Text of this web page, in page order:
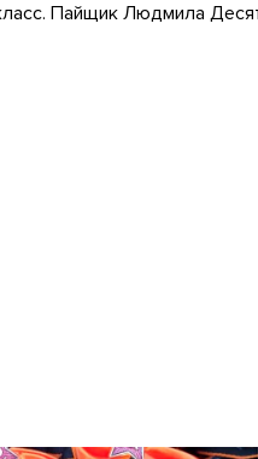
Пайщик Людмила